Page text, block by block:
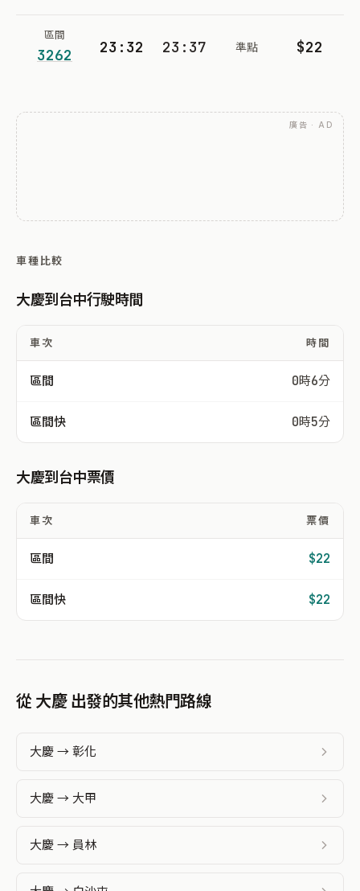
區間
3262 23:32 23:37 準點 $22
廣告 · AD
車種比較
大慶到台中行駛時間
車次 時間
區間 0時6分
區間快 0時5分
大慶到台中票價
車次 票價
區間 $22
區間快 $22
從 大慶 出發的其他熱門路線
大慶 → 彰化
大慶 → 大甲
大慶 → 員林